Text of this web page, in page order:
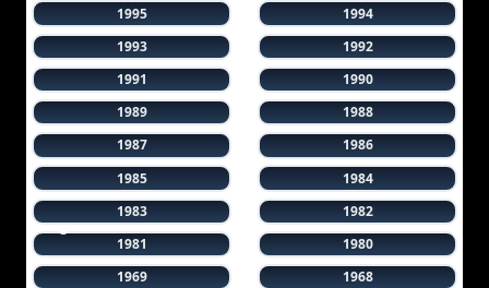
1995
1994
1993
1992
1991
1990
1989
1988
1987
1986
1985
1984
1983
1982
1981
1980
1969
1968